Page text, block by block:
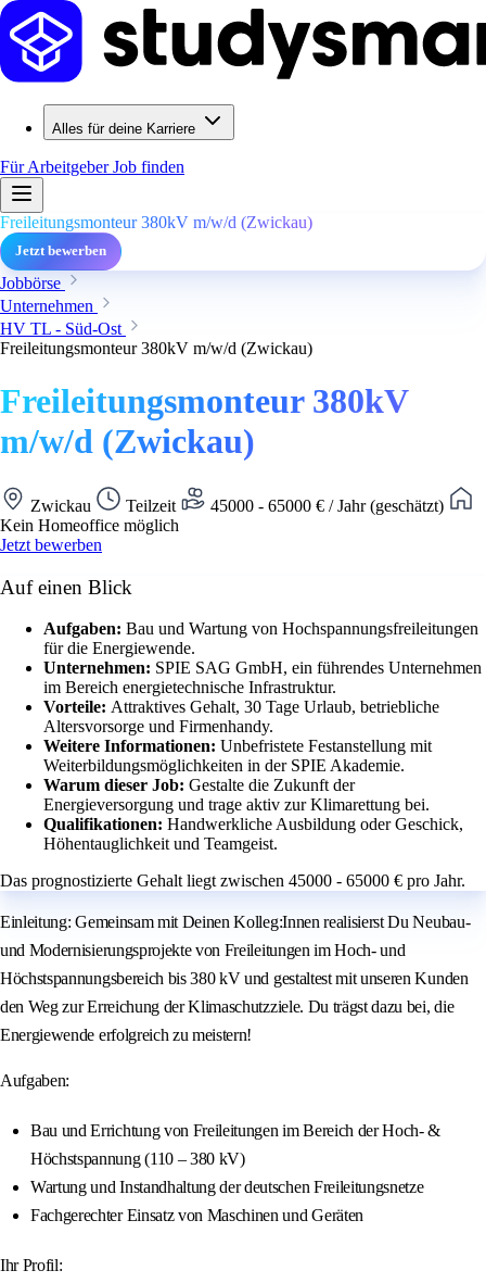
Alles für deine Karriere
Für ArbeitgeberJob finden
Freileitungsmonteur 380kV m/w/d (Zwickau)
Jetzt bewerben
Jobbörse
Unternehmen
HV TL - Süd-Ost
Freileitungsmonteur 380kV m/w/d (Zwickau)
Freileitungsmonteur 380kV
m/w/d (Zwickau)
Zwickau Teilzeit
45000 - 65000 € / Jahr (geschätzt)
Kein Homeoffice möglich
Jetzt bewerben
Auf einen Blick
Aufgaben: Bau und Wartung von Hochspannungsfreileitungen
für die Energiewende.
Unternehmen: SPIE SAG GmbH, ein führendes Unternehmen
im Bereich energietechnische Infrastruktur.
Vorteile: Attraktives Gehalt, 30 Tage Urlaub, betriebliche
Altersvorsorge und Firmenhandy.
Weitere Informationen: Unbefristete Festanstellung mit
Weiterbildungsmöglichkeiten in der SPIE Akademie.
Warum dieser Job: Gestalte die Zukunft der
Energieversorgung und trage aktiv zur Klimarettung bei.
Qualifikationen: Handwerkliche Ausbildung oder Geschick,
Höhentauglichkeit und Teamgeist.
Das prognostizierte Gehalt liegt zwischen 45000 - 65000 € pro Jahr.
Einleitung: Gemeinsam mit Deinen Kolleg:Innen realisierst Du Neubau-
und Modernisierungsprojekte von Freileitungen im Hoch- und
Höchstspannungsbereich bis 380 kV und gestaltest mit unseren Kunden
den Weg zur Erreichung der Klimaschutzziele. Du trägst dazu bei, die
Energiewende erfolgreich zu meistern!
Aufgaben:
Bau und Errichtung von Freileitungen im Bereich der Hoch- &
Höchstspannung (110 – 380 kV)
Wartung und Instandhaltung der deutschen Freileitungsnetze
Fachgerechter Einsatz von Maschinen und Geräten
Ihr Profil: